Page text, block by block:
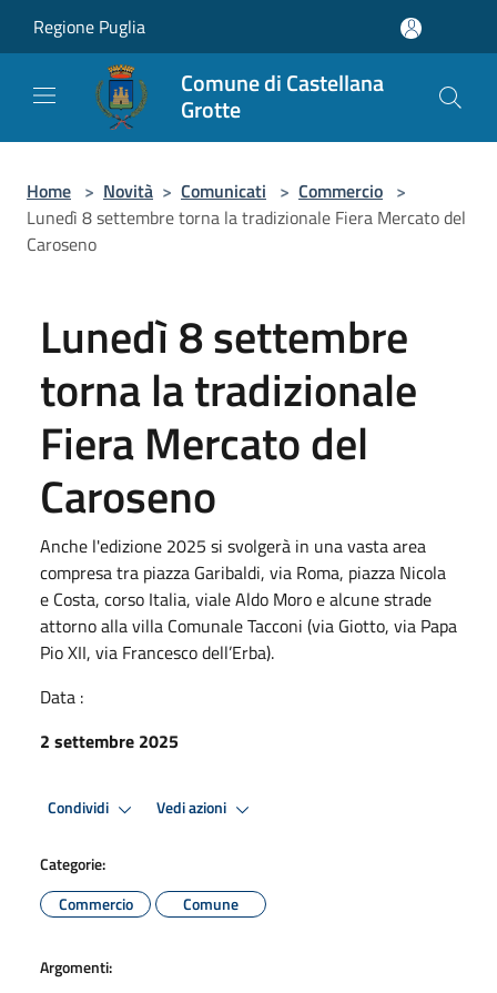
Regione Puglia
Comune di Castellana
Grotte
Home > Novità > Comunicati > Commercio >
Lunedì 8 settembre torna la tradizionale Fiera Mercato del
Caroseno
Lunedì 8 settembre
torna la tradizionale
Fiera Mercato del
Caroseno
Anche l'edizione 2025 si svolgerà in una vasta area
compresa tra piazza Garibaldi, via Roma, piazza Nicola
e Costa, corso Italia, viale Aldo Moro e alcune strade
attorno alla villa Comunale Tacconi (via Giotto, via Papa
Pio XII, via Francesco dell’Erba).
Data :
2 settembre 2025
Condividi Vedi azioni
Categorie:
Commercio
Comune
Argomenti: